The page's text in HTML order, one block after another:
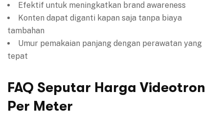
Efektif untuk meningkatkan brand awareness
Konten dapat diganti kapan saja tanpa biaya
tambahan
Umur pemakaian panjang dengan perawatan yang
tepat
FAQ Seputar Harga Videotron
Per Meter